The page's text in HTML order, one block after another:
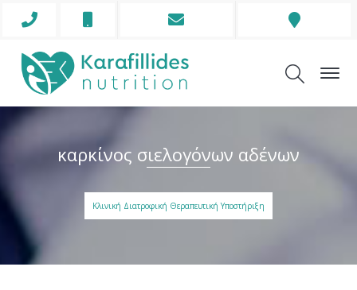
Phone
Envelope
Address
καρκίνος σιελογόνων αδένων
Κλινική Διατροφική Θεραπευτική Υποστήριξη